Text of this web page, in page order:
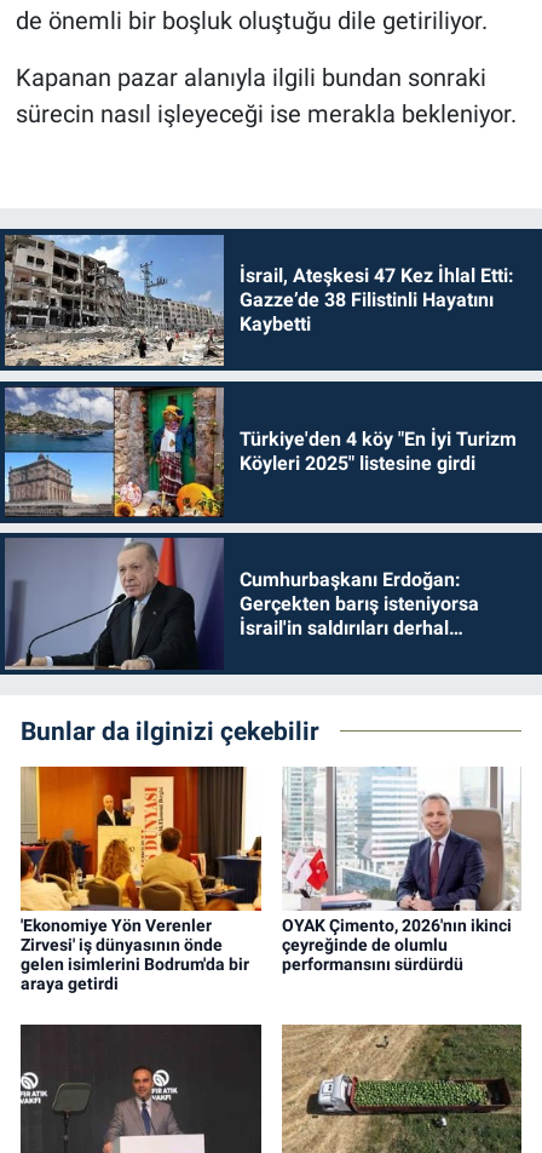
de önemli bir boşluk oluştuğu dile getiriliyor.
Kapanan pazar alanıyla ilgili bundan sonraki
sürecin nasıl işleyeceği ise merakla bekleniyor.
İsrail, Ateşkesi 47 Kez İhlal Etti:
Gazze’de 38 Filistinli Hayatını
Kaybetti
Türkiye'den 4 köy "En İyi Turizm
Köyleri 2025" listesine girdi
Cumhurbaşkanı Erdoğan:
Gerçekten barış isteniyorsa
İsrail'in saldırıları derhal
Bunlar da ilginizi çekebilir
'Ekonomiye Yön Verenler
Zirvesi' iş dünyasının önde
gelen isimlerini Bodrum'da bir
araya getirdi
OYAK Çimento, 2026'nın ikinci
çeyreğinde de olumlu
performansını sürdürdü